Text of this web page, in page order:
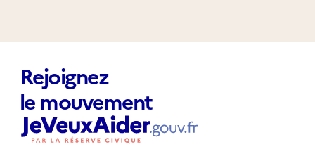
Rejoignez
le mouvement